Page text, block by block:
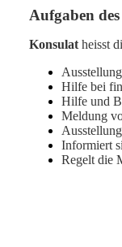
Aufgaben
Konsulat heisst
Hilfe bei
Hilfe und
Meldung
Informiert
Regelt die